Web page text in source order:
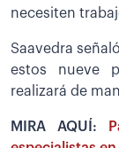
necesiten
Saavedra
estos nueve
realizará de
MIRA AQUÍ: